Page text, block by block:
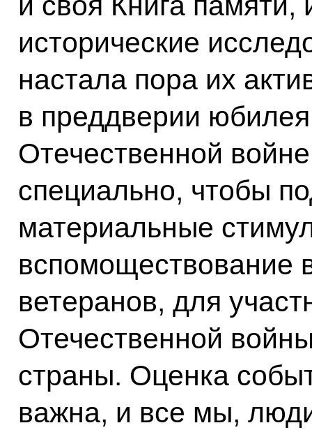
исторические
настала пора их
в преддверии
Отечественной
специально, чтобы
материальные
вспомоществование
ветеранов, для
Отечественной
страны. Оценка
важна, и все мы,